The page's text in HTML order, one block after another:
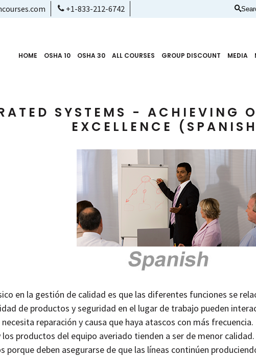
+1-833-212-6742
HOME OSHA 10 OSHA 30 ALL COURSES GROUP DISCOUNT MEDIA
SYSTEMS - ACHIEVING
EXCELLENCE
en la gestión de calidad es que las diferentes funciones se
de productos y seguridad en el lugar de trabajo pueden
reparación y causa que haya atascos con más
productos del equipo averiado tienden a ser de menor
porque deben asegurarse de que las líneas continúen